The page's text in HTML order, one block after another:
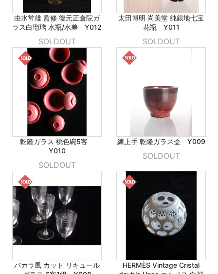
由水常雄 監修 復元正倉院ガ
ラス白瑠璃 水瓶/水差 Y012
SOLDOUT
太田博明 尚美堂 純銀地七宝
花瓶 Y011
SOLDOUT
乾隆ガラス 桃色碗5客
Y010
SOLDOUT
練上手 乾隆ガラス盃 Y009
SOLDOUT
バカラ風 カット リキュール
HERMÈS Vintage Cristal